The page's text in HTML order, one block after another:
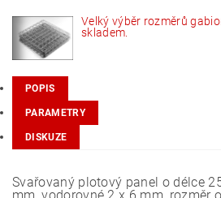
Velký výběr rozměrů
skladem.
POPIS
PARAMETRY
DISKUZE
Svařovaný plotový panel o délce